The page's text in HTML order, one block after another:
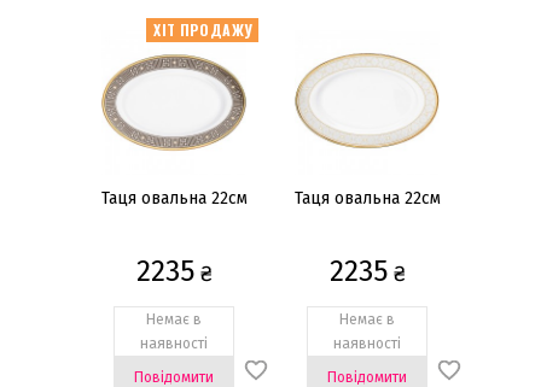
ХІТ ПРОДАЖУ
Таця овальна 22см
2235₴
Немає в
наявності
Повідомити
Таця овальна 22см
2235₴
Немає в
наявності
Повідомити